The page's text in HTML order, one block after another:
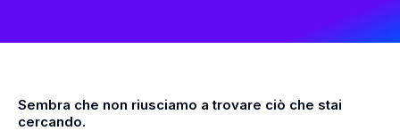
Sembra che non riusciamo a trovare ciò che stai
cercando.